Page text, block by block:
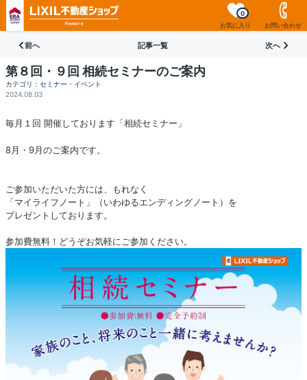
お気に入り
0
お問い合わせ
前へ 記事一覧 次へ
第８回・９回 相続セミナーのご案内
カテゴリ： セミナー・イベント
2024.08.03
毎月１回 開催しております「相続セミナー」
8月・9月のご案内です。
ご参加いただいた方には、もれなく
「マイライフノート」（いわゆるエンディングノート）を
プレゼントしております。
参加費無料！どうぞお気軽にご参加ください。